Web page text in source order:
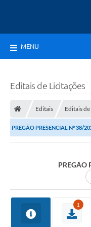
MENU
Editais de Licitações
Editais Editais
PREGÃO PRESENCIAL Nº 38/
PREGÃO
1